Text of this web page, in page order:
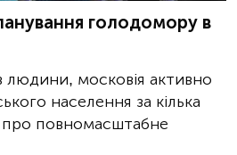
голодомору в
людини, московія активно
населення за кілька
про повномасштабне